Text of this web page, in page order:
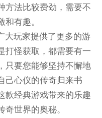
方法比较费劲，需要不
有趣。
大玩家提供了更多的游
打怪获取，都需要有一
只要您能够坚持不懈地
己心仪的传奇归来书
款经典游戏带来的乐趣
世界的奥秘。